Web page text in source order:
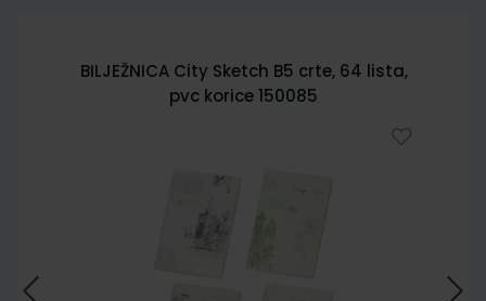
BILJEŽNICA City Sketch B5 crte, 64 lista,
pvc korice 150085